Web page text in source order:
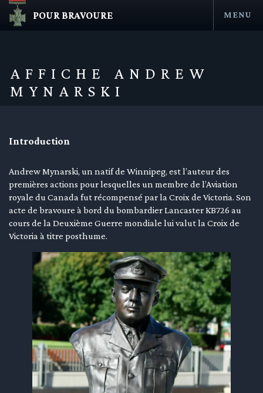
submenu
submenu
submenu
submenu
submenu
submenu
submenu
POUR BRAVOURE MENU
AFFICHE ANDREW
MYNARSKI
Introduction
Andrew Mynarski, un natif de Winnipeg, est l’auteur des
premières actions pour lesquelles un membre de l’Aviation
royale du Canada fut récompensé par la Croix de Victoria. Son
acte de bravoure à bord du bombardier Lancaster KB726 au
cours de la Deuxième Guerre mondiale lui valut la Croix de
Victoria à titre posthume.